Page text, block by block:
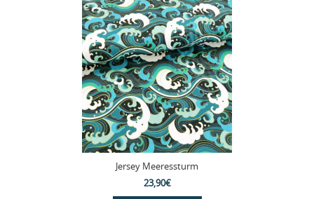
Jersey Meeressturm
23,90€